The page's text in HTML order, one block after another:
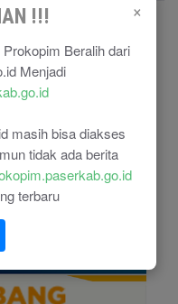
×
!!!
Beralih dari
Menjadi
masih bisa diakses
tidak ada berita
terbaru